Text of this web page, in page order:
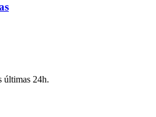
últimas 24h.